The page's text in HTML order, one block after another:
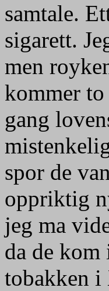
samtale.
sigarett.
men
kommer
gang
spor de
oppriktig
jeg ma
da de
tobakken i